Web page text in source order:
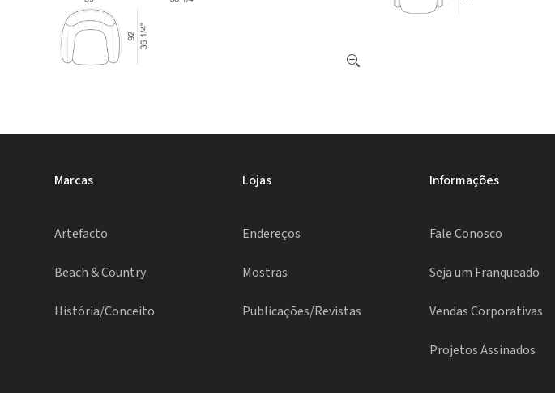
Marcas
Artefacto
Beach & Country
História/Conceito
Lojas
Endereços
Mostras
Publicações/Revistas
Informações
Fale Conosco
Seja um Franqueado
Vendas Corporativas
Projetos Assinados